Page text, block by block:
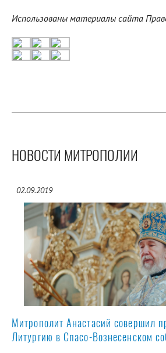
Использованы материалы сайта
НОВОСТИ МИТРОПОЛИИ
02.09.2019
Митрополит Анастасий совершил
Литургию в Спасо-Вознесенском